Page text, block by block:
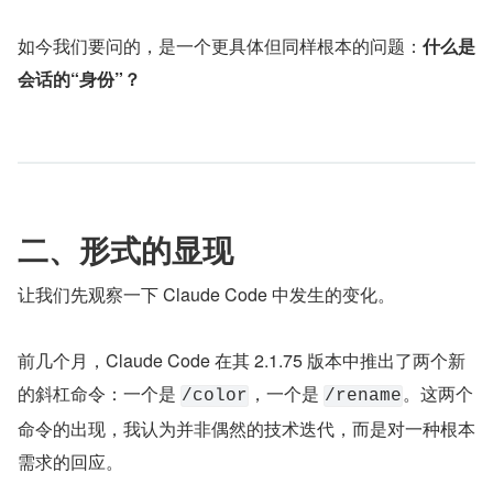
如今我们要问的，是一个更具体但同样根本的问题： 什么是
会话的“身份”？
二、形式的显现
让我们先观察一下 Claude Code 中发生的变化。
前几个月，Claude Code 在其 2.1.75 版本中推出了两个新
的斜杠命令：一个是 /color ，一个是 /rename。这两个
命令的出现，我认为并非偶然的技术迭代，而是对一种根本
需求的回应。